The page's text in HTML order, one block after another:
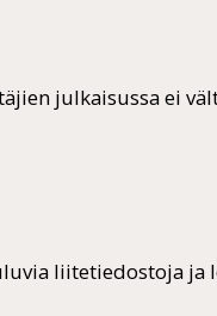
julkaisussa ei
liitetiedostoja ja